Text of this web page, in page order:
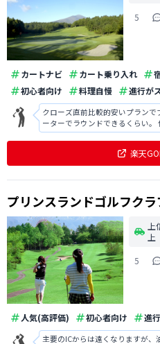
5
カートナビ カート乗り入れ
初心者向け
料理自慢 進行が
クローズ直前比較的安いプラン
ーターでラウンドできるくらい
いように感じました。プレー組
楽天
プリンスランドゴルフクラ
上
5
人気(高評価) 初心者向け 進
主要のICからは遠くなりますが